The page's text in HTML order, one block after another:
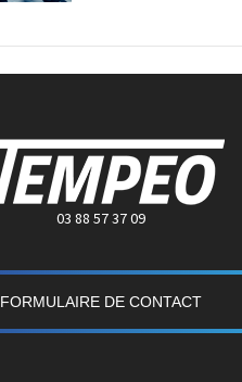
03 88 57 37 09
FORMULAIRE DE CONTACT